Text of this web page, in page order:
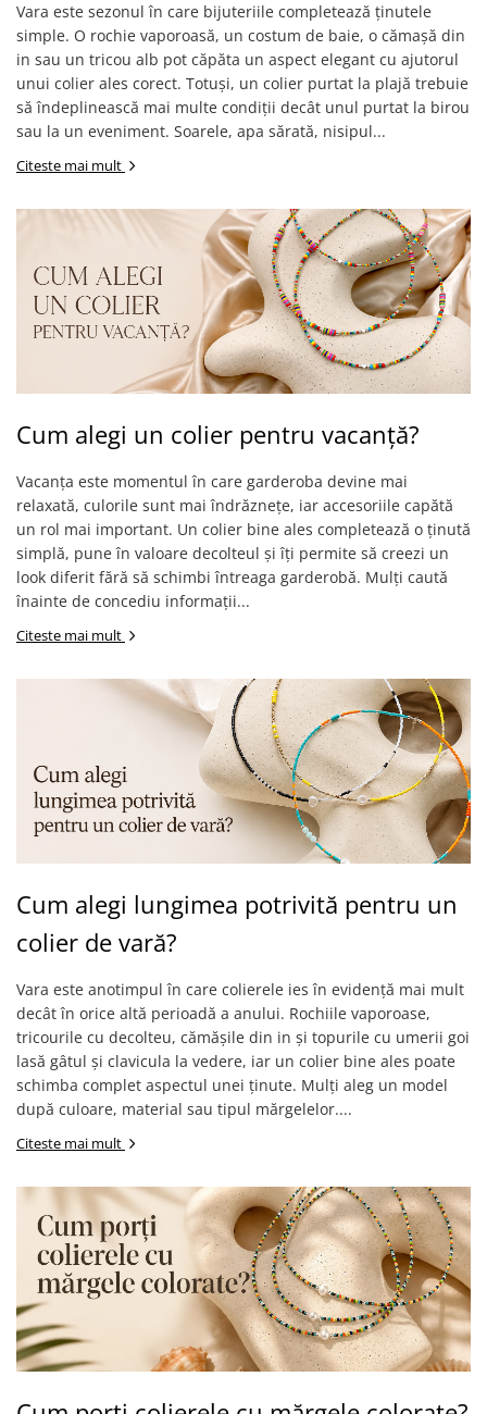
Vara este sezonul în care bijuteriile completează ținutele
simple. O rochie vaporoasă, un costum de baie, o cămașă din
in sau un tricou alb pot căpăta un aspect elegant cu ajutorul
unui colier ales corect. Totuși, un colier purtat la plajă trebuie
să îndeplinească mai multe condiții decât unul purtat la birou
sau la un eveniment. Soarele, apa sărată, nisipul...
Citeste mai mult
Cum alegi un colier pentru vacanță?
Vacanța este momentul în care garderoba devine mai
relaxată, culorile sunt mai îndrăznețe, iar accesoriile capătă
un rol mai important. Un colier bine ales completează o ținută
simplă, pune în valoare decolteul și îți permite să creezi un
look diferit fără să schimbi întreaga garderobă. Mulți caută
înainte de concediu informații...
Citeste mai mult
Cum alegi lungimea potrivită pentru un
colier de vară?
Vara este anotimpul în care colierele ies în evidență mai mult
decât în orice altă perioadă a anului. Rochiile vaporoase,
tricourile cu decolteu, cămășile din in și topurile cu umerii goi
lasă gâtul și clavicula la vedere, iar un colier bine ales poate
schimba complet aspectul unei ținute. Mulți aleg un model
după culoare, material sau tipul mărgelelor....
Citeste mai mult